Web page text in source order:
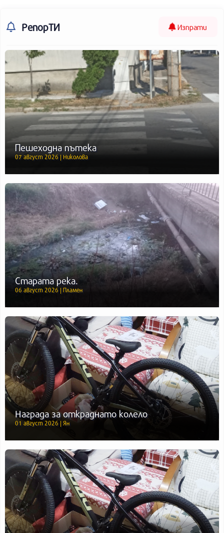
РепорТИ Изпрати
Пешеходна пътека
07 август 2026 | Николова
Старата река.
06 август 2026 | Пламен
Награда за откраднато колело
01 август 2026 | Ян